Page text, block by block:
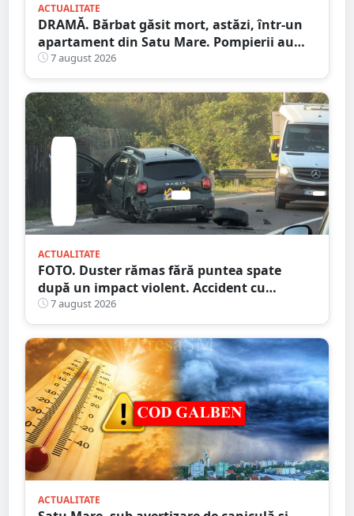
ACTUALITATE
DRAMĂ. Bărbat găsit mort, astăzi, într-un
apartament din Satu Mare. Pompierii au
spart ușa
7 august 2026
ACTUALITATE
FOTO. Duster rămas fără puntea spate
după un impact violent. Accident cu
implicarea unei mașini din Satu Mare
7 august 2026
ACTUALITATE